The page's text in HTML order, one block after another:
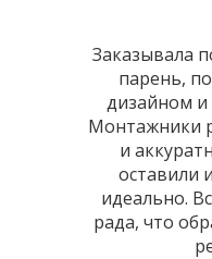
Заказывала
парень,
дизайном
Монтажники
и
оставили
идеально.
рада, что